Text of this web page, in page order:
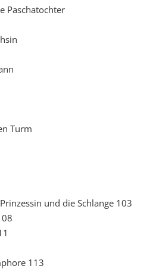
Paschatochter
Turm
und die Schlange 103
113